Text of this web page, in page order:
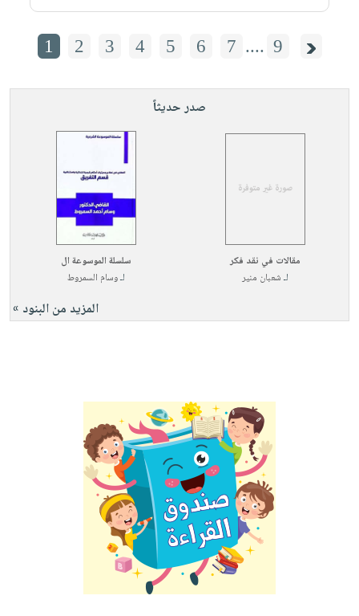
1 2 3 4 5 6 7 .... 9
صدر حديثاً
مقالات في نقد فكر
لـشعبان منير
سلسلة الموسوعة ال
لـوسام السمروط
المزيد من البنود »